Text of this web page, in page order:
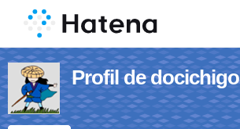
Profil de docichigo